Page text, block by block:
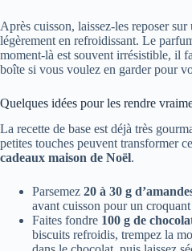
Après cuisson, laissez-les reposer
légèrement en refroidissant. Le
moment-là est souvent irrésistible, il
boîte si vous voulez en garder pour
Quelques idées pour les rendre
La recette de base est déjà très
petites touches peuvent transformer
cadeaux maison de Noël.
Parsemez 20 à 30 g
avant cuisson pour un
Faites fondre 100 g de
biscuits refroidis, trempez la